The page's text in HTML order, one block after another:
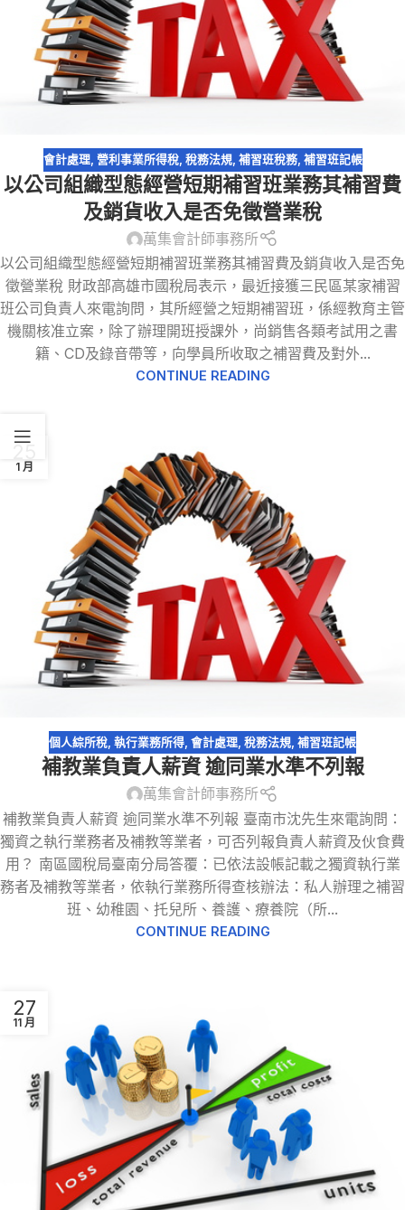
會計處理, 營利事業所得稅, 稅務法規, 補習班稅務, 補習班記帳
以公司組織型態經營短期補習班業務其補習費
及銷貨收入是否免徵營業稅
萬集會計師事務所
以公司組織型態經營短期補習班業務其補習費及銷貨收入是否免
徵營業稅 財政部高雄市國稅局表示，最近接獲三民區某家補習
班公司負責人來電詢問，其所經營之短期補習班，係經教育主管
機關核准立案，除了辦理開班授課外，尚銷售各類考試用之書
籍、CD及錄音帶等，向學員所收取之補習費及對外...
CONTINUE READING
1 月
個人綜所稅 執行業務所得 會計處理 稅務法規 補習班記帳
補教業負責人薪資 逾同業水準不列報
萬集會計師事務所
補教業負責人薪資 逾同業水準不列報 臺南市沈先生來電詢問：
獨資之執行業務者及補教等業者，可否列報負責人薪資及伙食費
用？ 南區國稅局臺南分局答覆：已依法設帳記載之獨資執行業
務者及補教等業者，依執行業務所得查核辦法：私人辦理之補習
班、幼稚園、托兒所、養護、療養院（所...
CONTINUE READING
27
11 月